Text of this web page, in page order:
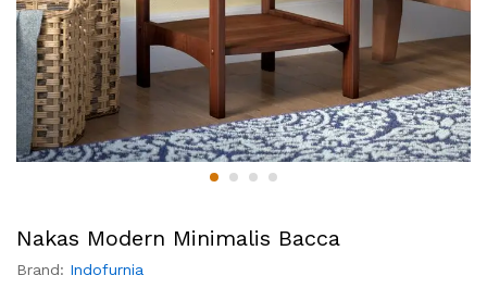
Nakas Modern Minimalis Bacca
Brand: Indofurnia